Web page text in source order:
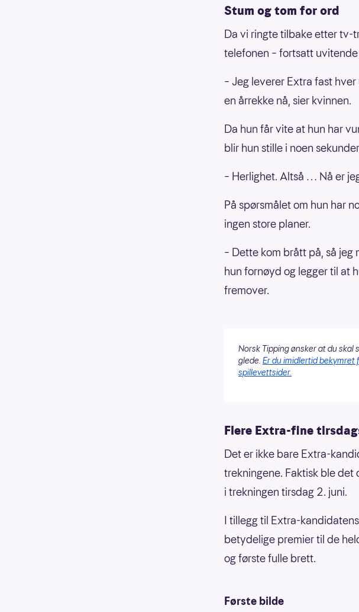
Stum og tom for ord
Da vi ringte tilbake etter tv-
telefonen – fortsatt
– Jeg leverer Extra fast
en årrekke nå, sier kvinnen.
Da hun får vite at hun har
blir hun stille i noen
– Herlighet. Altså … Nå er
På spørsmålet om hun har
ingen store planer.
– Dette kom brått på, så
hun fornøyd og legger til at
fremover.
Norsk Tipping ønsker at du skal
glede. Er du imidlertid bekymret
spillevettsider.
Flere Extra-fine
Det er ikke bare Extra-
trekningene. Faktisk ble
i trekningen tirsdag 2. juni.
I tillegg til Extra-
betydelige premier til de
og første fulle brett.
Første bilde